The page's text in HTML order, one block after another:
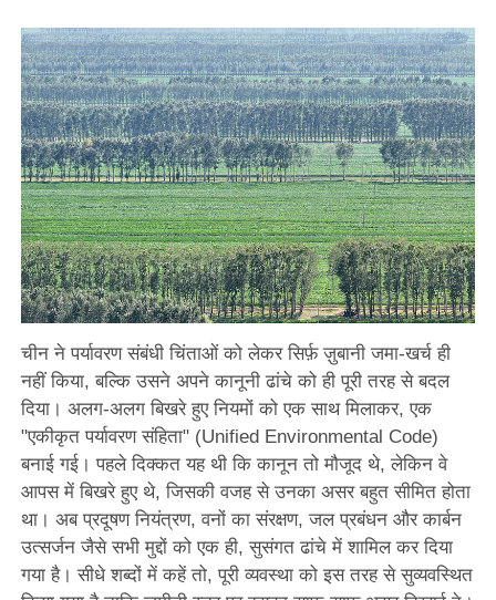
चीन ने पर्यावरण संबंधी चिंताओं को लेकर सिर्फ़ ज़ुबानी जमा-खर्च ही
नहीं किया, बल्कि उसने अपने कानूनी ढांचे को ही पूरी तरह से बदल
दिया। अलग-अलग बिखरे हुए नियमों को एक साथ मिलाकर, एक
"एकीकृत पर्यावरण संहिता" (Unified Environmental Code)
बनाई गई। पहले दिक्कत यह थी कि कानून तो मौजूद थे, लेकिन वे
आपस में बिखरे हुए थे, जिसकी वजह से उनका असर बहुत सीमित होता
था। अब प्रदूषण नियंत्रण, वनों का संरक्षण, जल प्रबंधन और कार्बन
उत्सर्जन जैसे सभी मुद्दों को एक ही, सुसंगत ढांचे में शामिल कर दिया
गया है। सीधे शब्दों में कहें तो, पूरी व्यवस्था को इस तरह से सुव्यवस्थित